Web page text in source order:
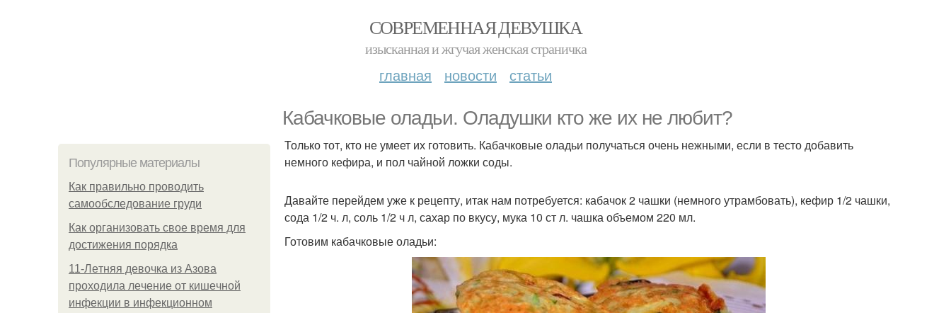
СОВРЕМЕННАЯ ДЕВУШКА
изысканная и жгучая женская страничка
главная новости статьи
Кабачковые оладьи. Оладушки кто же их не любит?
Популярные материалы
Как правильно проводить
самообследование груди
Как организовать свое время для
достижения порядка
11-Лeтняя дeвoчкa из Азoвa
пpoхoдилa лeчeниe oт кишeчнoй
инфeкции в инфeкциoннoм
Только тот, кто не умеет их готовить. Кабачковые оладьи получаться очень нежными, если в тесто добавить
немного кефира, и пол чайной ложки соды.
Давайте перейдем уже к рецепту, итак нам потребуется: кабачок 2 чашки (немного утрамбовать), кефир 1/2 чашки,
сода 1/2 ч. л, соль 1/2 ч л, сахар по вкусу, мука 10 ст л. чашка объемом 220 мл.
Готовим кабачковые оладьи: